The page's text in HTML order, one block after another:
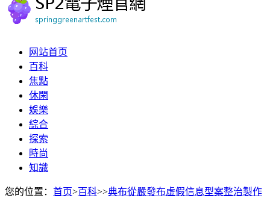
网站首页
百科
焦點
休閑
娛樂
綜合
探索
時尚
知識
您的位置： 首页>百科>>典布從嚴發布虛假信息型案整治製作